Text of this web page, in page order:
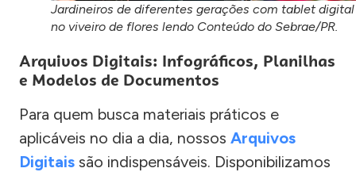
Jardineiros de diferentes gerações com tablet digital
no viveiro de flores lendo Conteúdo do Sebrae/PR.
Arquivos Digitais: Infográficos, Planilhas
e Modelos de Documentos
Para quem busca materiais práticos e
aplicáveis no dia a dia, nossos Arquivos
Digitais são indispensáveis. Disponibilizamos